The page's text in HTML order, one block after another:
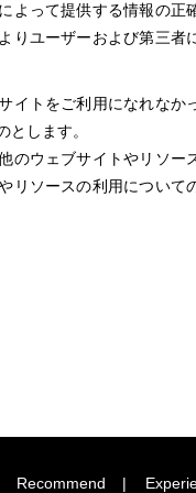
よって提供する情報の
りユーザーおよび第三
イトをご利用になれな
とします。
のウェブサイトやリソ
リソースの利用について
Recommend